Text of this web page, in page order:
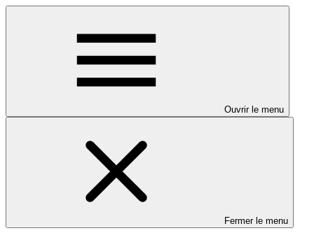
Ouvrir le menu
Fermer le menu